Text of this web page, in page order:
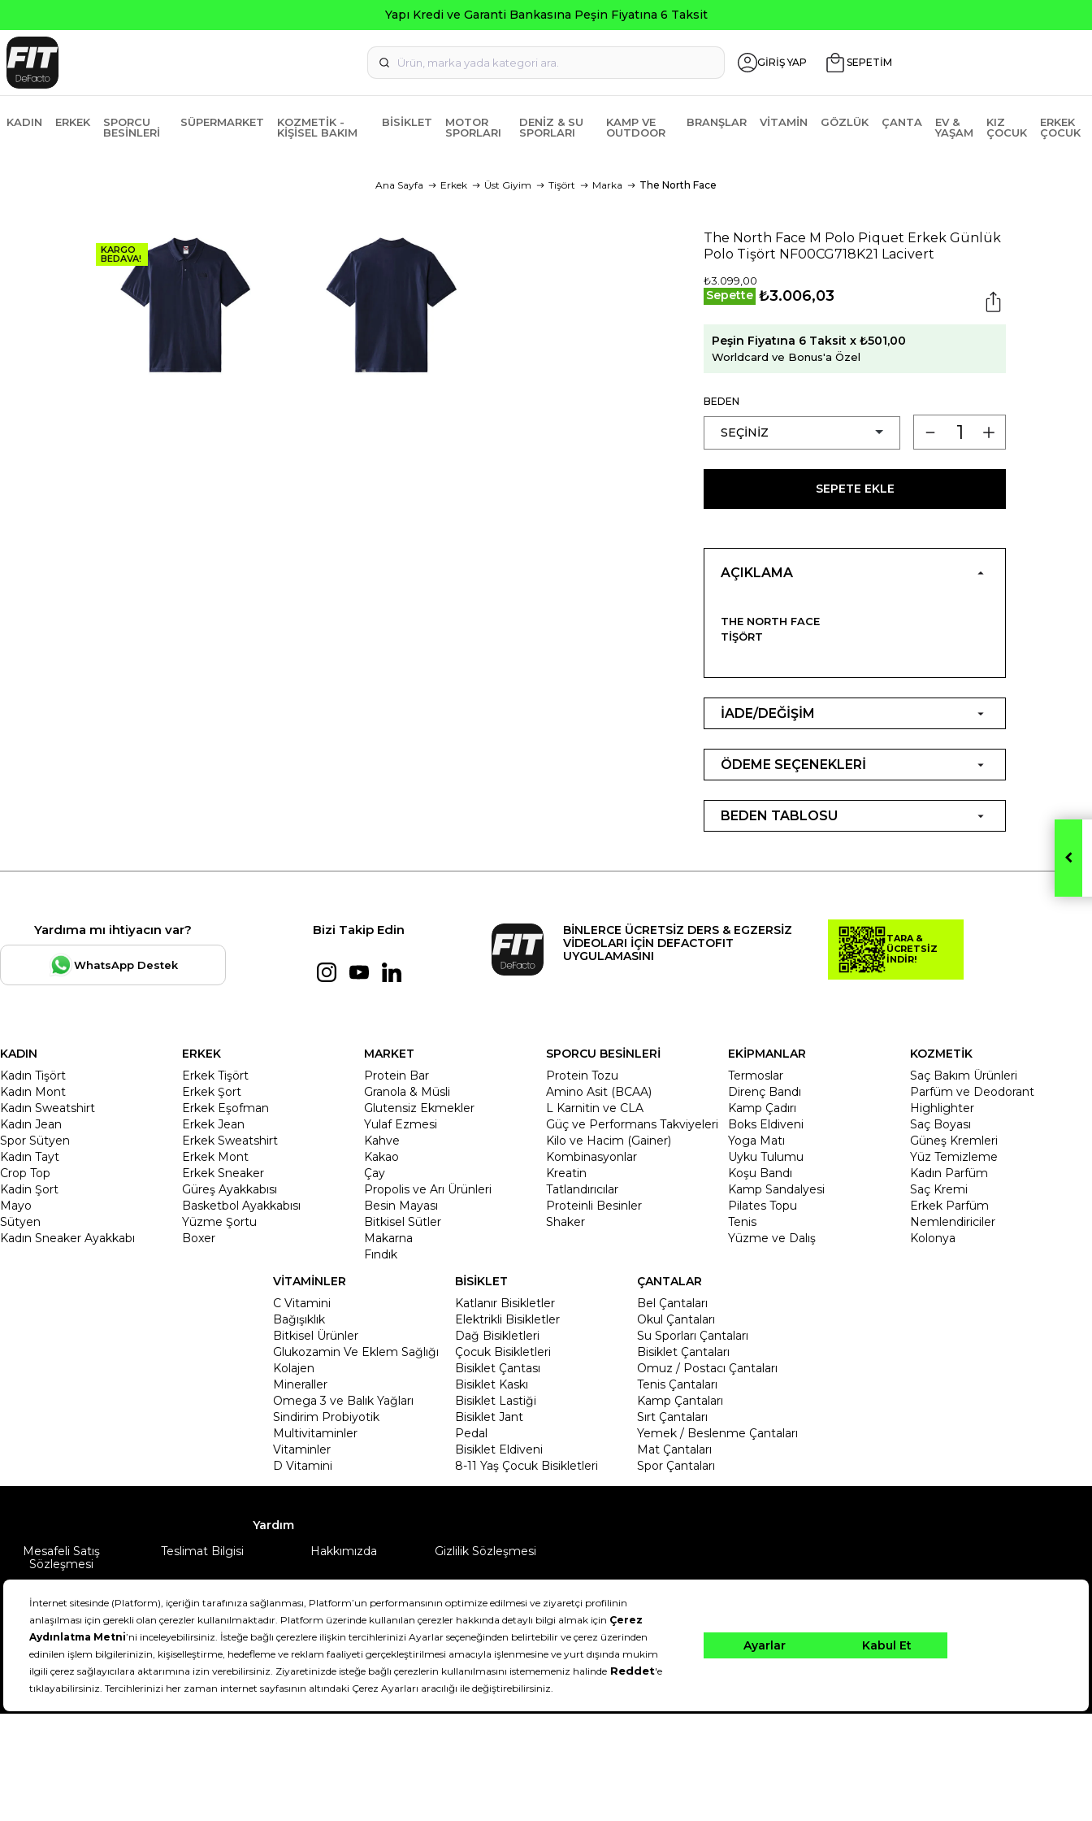
GİRİŞ YAP SEPETİM
KADIN ERKEK
SPORCU
BESINLERI
SÜPERMARKET
KOZMETIK -
KIŞISEL BAKIM
BISIKLET
MOTOR
SPORLARI
DENIZ & SU
SPORLARI
KAMP VE
OUTDOOR
BRANŞLAR VITAMIN GÖZLÜK ÇANTA
EV &
YAŞAM
KIZ
ÇOCUK
ERKEK
ÇOCUK
Ana Sayfa Erkek Üst Giyim Tişört Marka The North Face
KARGO
BEDAVA!
The North Face M Polo Piquet Erkek Günlük
Polo Tişört NF00CG718K21 Lacivert
₺3.099,00
Sepette ₺3.006,03
Peşin Fiyatına 6 Taksit x ₺501,00
Worldcard ve Bonus'a Özel
BEDEN
SEPETE EKLE
AÇIKLAMA
THE NORTH FACE
TIŞÖRT
İADE/DEĞİŞİM
ÖDEME SEÇENEKLERİ
BEDEN TABLOSU
Yardıma mı ihtiyacın var?
WhatsApp Destek
Bizi Takip Edin
BİNLERCE ÜCRETSİZ DERS & EGZERSİZ
VİDEOLARI İÇİN DEFACTOFIT
UYGULAMASINI
TARA &
ÜCRETSİZ
İNDİR!
KADIN
Kadın Tişört
Kadın Mont
Kadın Sweatshirt
Kadın Jean
Spor Sütyen
Kadın Tayt
Crop Top
Kadin Şort
Mayo
Sütyen
Kadın Sneaker Ayakkabı
ERKEK
Erkek Tişört
Erkek Şort
Erkek Eşofman
Erkek Jean
Erkek Sweatshirt
Erkek Mont
Erkek Sneaker
Güreş Ayakkabısı
Basketbol Ayakkabısı
Yüzme Şortu
Boxer
MARKET
Protein Bar
Granola & Müsli
Glutensiz Ekmekler
Yulaf Ezmesi
Kahve
Kakao
Çay
Propolis ve Arı Ürünleri
Besin Mayası
Bitkisel Sütler
Makarna
Fındık
SPORCU BESİNLERİ
Protein Tozu
Amino Asit (BCAA)
L Karnitin ve CLA
Güç ve Performans Takviyeleri
Kilo ve Hacim (Gainer)
Kombinasyonlar
Kreatin
Tatlandırıcılar
Proteinli Besinler
Shaker
EKİPMANLAR
Termoslar
Direnç Bandı
Kamp Çadırı
Boks Eldiveni
Yoga Matı
Uyku Tulumu
Koşu Bandı
Kamp Sandalyesi
Pilates Topu
Tenis
Yüzme ve Dalış
KOZMETİK
Saç Bakım Ürünleri
Parfüm ve Deodorant
Highlighter
Saç Boyası
Güneş Kremleri
Yüz Temizleme
Kadın Parfüm
Saç Kremi
Erkek Parfüm
Nemlendiriciler
Kolonya
VİTAMİNLER
C Vitamini
Bağışıklık
Bitkisel Ürünler
Glukozamin Ve Eklem Sağlığı
Kolajen
Mineraller
Omega 3 ve Balık Yağları
Sindirim Probiyotik
Multivitaminler
Vitaminler
D Vitamini
BİSİKLET
Katlanır Bisikletler
Elektrikli Bisikletler
Dağ Bisikletleri
Çocuk Bisikletleri
Bisiklet Çantası
Bisiklet Kaskı
Bisiklet Lastiği
Bisiklet Jant
Pedal
Bisiklet Eldiveni
8-11 Yaş Çocuk Bisikletleri
ÇANTALAR
Bel Çantaları
Okul Çantaları
Su Sporları Çantaları
Bisiklet Çantaları
Omuz / Postacı Çantaları
Tenis Çantaları
Kamp Çantaları
Sırt Çantaları
Yemek / Beslenme Çantaları
Mat Çantaları
Spor Çantaları
Yardım
Mesafeli Satış
Sözleşmesi
Teslimat Bilgisi Hakkımızda Gizlilik Sözleşmesi
DeFactoFIT ©️ 2022-2026. Tüm hakları saklıdır.